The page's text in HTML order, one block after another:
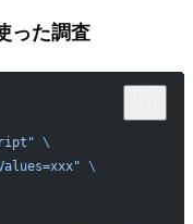
った調査
\
\